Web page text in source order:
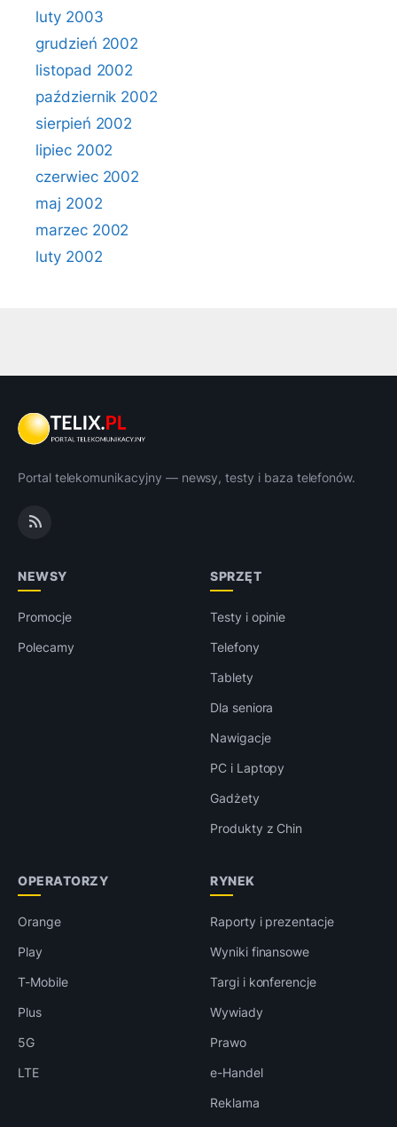
luty 2003
grudzień 2002
listopad 2002
październik 2002
sierpień 2002
lipiec 2002
czerwiec 2002
maj 2002
marzec 2002
luty 2002
Portal telekomunikacyjny — newsy, testy i baza telefonów.
NEWSY
Promocje
Polecamy
SPRZĘT
Testy i opinie
Telefony
Tablety
Dla seniora
Nawigacje
PC i Laptopy
Gadżety
Produkty z Chin
OPERATORZY
Orange
Play
T-Mobile
Plus
5G
LTE
RYNEK
Raporty i prezentacje
Wyniki finansowe
Targi i konferencje
Wywiady
Prawo
e-Handel
Reklama